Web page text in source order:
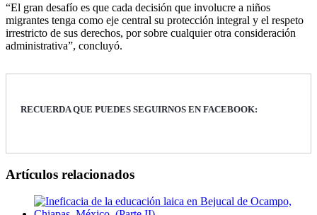
“El gran desafío es que cada decisión que involucre a niños
migrantes tenga como eje central su protección integral y el respeto
irrestricto de sus derechos, por sobre cualquier otra consideración
administrativa”, concluyó.
RECUERDA QUE PUEDES SEGUIRNOS EN FACEBOOK:
Artículos relacionados